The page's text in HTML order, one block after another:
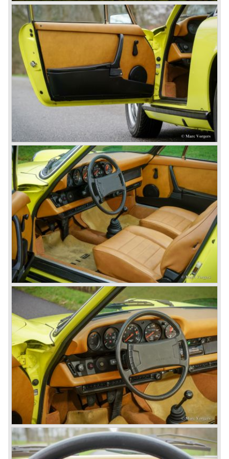
In het voorjaar van 1949 verscheen de Porsche 356 voor
het eerst op een auto tentoonstelling; de salon van
Genève.
De Porsche 356 zou een lange evolutie kennen. De 356
werd tussen 1948 en 1965 gebouwd in de volgende type
stadia:
Gmünd modellen 1948 - 1951, de pre-A modellen 1950 -
1955, de 356 A 1955 - 1959, de 356 B 1959 - 1963, de 356
C 1963 - 1965.
Daarnaast verscheen er tussen 1955 - 1965 een Carrera
met vier bovenliggende nokkenassen en werden er tussen
1954 - 1964 speciale cabriolets gebouwd zoals de
America Roadster, de Speedster en de Convertible D.
In september 1963 werd de 356 opvolger voorgesteld op
de Autosalon van Frankfurt; de 901 (later 911).
In oktober 1964 werd de typebenaming 901 veranderd in
911 omdat de Franse automobielfabrikant Peugeot de
rechten bezat op drie cijferige benamingen met de "nul" in
het midden.
Zoals vaak gebeurde met de introductie van een nieuw
model, door een befaamd automerk, werd de 901 door de
bestaande klantenkring niet direct met enthousiasme
ontvangen. De 356 clientèle vond de 901 niet bij het imago
van Porsche passen. Volgens hen was de auto te groot, te
krachtig en te luxe.
Porsche had echter een tijdloos automodel ontworpen en
vormgegeven; wat zij toen niet wisten was dat het 901/
911 ontwerp zo tijdloos was, dat na jaren van evolutie, de
eerste echt ingrijpende wijzigingen pas werden
doorgevoerd bij het ontwikkelen van de 911/ 993 die in
1993 op de markt kwam.
De Porsche 911 werd geconstrueerd met een
zelfdragende stalen carrosserie waarbij de motor achterin
werd geplaatst. De zescilinder motor was van het bokser
type en luchtgekoeld. De wielophanging van de Porsche
911 was vanaf het begin onafhankelijk en de auto was
vanaf het begin voorzien van een vijf versnellingsbak met
vloerschakeling.
De luchtgekoelde Porsche 911 met zescilinder
boxermotor zou een zeer lange evolutie kennen. De 911
wordt nog altijd gebouwd zij het dat sinds 1998, bij het
verschijnen van het 996 model, de motoren van
waterkoeling werden voorzien.
911 modelreeksen 1963 tot heden:
De 2-liter 911 1963 - 1969, de 2.2-liter 911 1970 - 1971, de
2.4-liter 911 1972 - 1973, de 2.7-liter 911 1974 - 1977, de
911 Turbo 1975 - 1993, de 911 SC 1978 - 1983, de 911
Carrera 3.2 1984 - 1989, de 911/964 Carrera 4 en 2 1989 -
1993, de 911/993 Carrera 1993 - 1998, de 911/996 Carrera
(watergekoeld) 1997 - 2004, de 911/997 Carrera 2004 tot